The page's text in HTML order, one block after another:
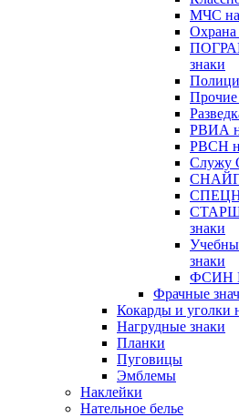
МЧС
Охрана
знаки
Прочие
РВИА
РВСН
Служу
знаки
знаки
ФСИН
Фрачные
Кокарды и уголки
Нагрудные знаки
Планки
Пуговицы
Эмблемы
Наклейки
Нательное белье